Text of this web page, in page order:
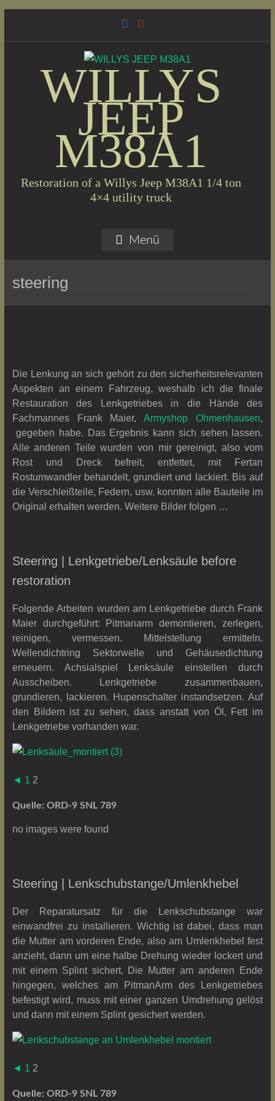
WILLYS
JEEP
M38A1
Restoration of a Willys Jeep M38A1 1/4 ton
4×4 utility truck
Menü
steering
Die Lenkung an sich gehört zu den sicherheitsrelevanten
Aspekten an einem Fahrzeug, weshalb ich die finale
Restauration des Lenkgetriebes in die Hände des
Fachmannes Frank Maier,Armyshop Ohmenhausen,
gegeben habe. Das Ergebnis kann sich sehen lassen.
Alle anderen Teile wurden von mir gereinigt, also vom
Rost und Dreck befreit, entfettet, mit Fertan
Rostumwandler behandelt, grundiert und lackiert. Bis auf
die Verschleißteile, Federn, usw. konnten alle Bauteile im
Original erhalten werden. Weitere Bilder folgen …
Steering | Lenkgetriebe/Lenksäule before
restoration
Folgende Arbeiten wurden am Lenkgetriebe durch Frank
Maier durchgeführt: Pitmanarm demontieren, zerlegen,
reinigen, vermessen. Mittelstellung ermitteln.
Wellendichtring Sektorwelle und Gehäusedichtung
erneuern. Achsialspiel Lenksäule einstellen durch
Ausscheiben. Lenkgetriebe zusammenbauen,
grundieren, lackieren. Hupenschalter instandsetzen. Auf
den Bildern ist zu sehen, dass anstatt von Öl, Fett im
Lenkgetriebe vorhanden war.
◄ 1 2
Quelle: ORD-9 SNL 789
no images were found
Steering | Lenkschubstange/Umlenkhebel
Der Reparatursatz für die Lenkschubstange war
einwandfrei zu installieren. Wichtig ist dabei, dass man
die Mutter am vorderen Ende, also am Umlenkhebel fest
anzieht, dann um eine halbe Drehung wieder lockert und
mit einem Splint sichert. Die Mutter am anderen Ende
hingegen, welches am PitmanArm des Lenkgetriebes
befestigt wird, muss mit einer ganzen Umdrehung gelöst
und dann mit einem Splint gesichert werden.
◄ 1 2
Quelle: ORD-9 SNL 789